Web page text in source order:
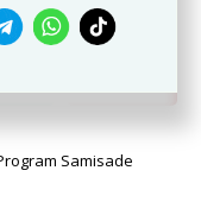
Yamin. (imas)
Samisade